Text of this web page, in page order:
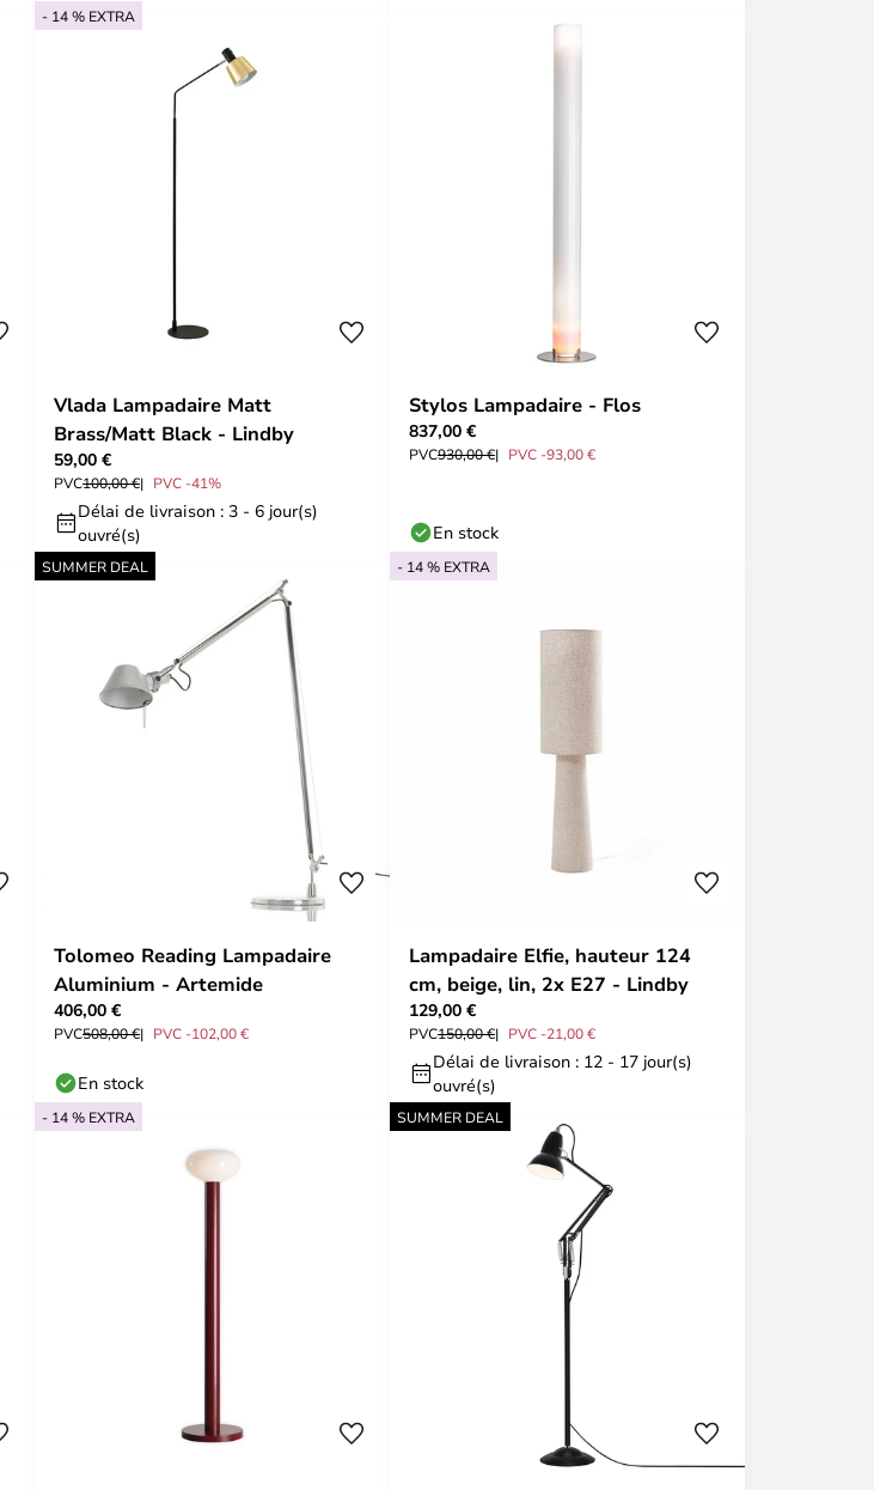
- 14 % EXTRA
Vlada Lampadaire Matt
Brass/Matt Black - Lindby
59,00 €
PVC100,00 € PVC -41%
Délai de livraison : 3 - 6 jour(s)
ouvré(s)
Stylos Lampadaire - Flos
837,00 €
PVC930,00 € PVC -93,00 €
En stock
SUMMER DEAL
Tolomeo Reading Lampadaire
Aluminium - Artemide
406,00 €
PVC508,00 € PVC -102,00 €
En stock
- 14 % EXTRA
Lampadaire Elfie, hauteur 124
cm, beige, lin, 2x E27 - Lindby
129,00 €
PVC150,00 € PVC -21,00 €
Délai de livraison : 12 - 17 jour(s)
ouvré(s)
- 14 % EXTRA SUMMER DEAL